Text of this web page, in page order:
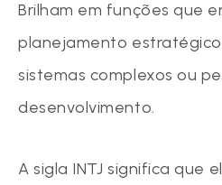
Brilham em funções que
planejamento
sistemas complexos ou
desenvolvimento.
A sigla INTJ significa que